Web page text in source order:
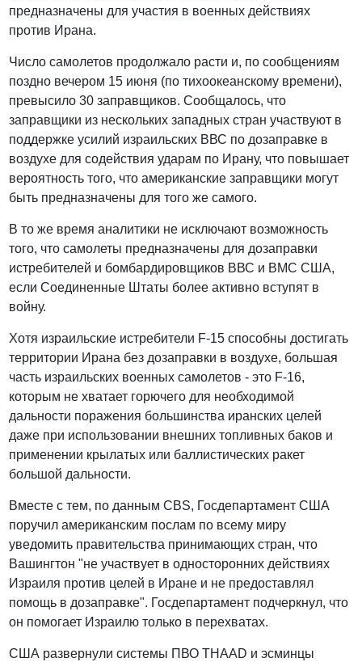
предназначены для участия в военных действиях
против Ирана.
Число самолетов продолжало расти и, по сообщениям
поздно вечером 15 июня (по тихоокеанскому времени),
превысило 30 заправщиков. Сообщалось, что
заправщики из нескольких западных стран участвуют в
поддержке усилий израильских ВВС по дозаправке в
воздухе для содействия ударам по Ирану, что повышает
вероятность того, что американские заправщики могут
быть предназначены для того же самого.
В то же время аналитики не исключают возможность
того, что самолеты предназначены для дозаправки
истребителей и бомбардировщиков ВВС и ВМС США,
если Соединенные Штаты более активно вступят в
войну.
Хотя израильские истребители F-15 способны достигать
территории Ирана без дозаправки в воздухе, большая
часть израильских военных самолетов - это F-16,
которым не хватает горючего для необходимой
дальности поражения большинства иранских целей
даже при использовании внешних топливных баков и
применении крылатых или баллистических ракет
большой дальности.
Вместе с тем, по данным CBS, Госдепартамент США
поручил американским послам по всему миру
уведомить правительства принимающих стран, что
Вашингтон "не участвует в односторонних действиях
Израиля против целей в Иране и не предоставлял
помощь в дозаправке". Госдепартамент подчеркнул, что
он помогает Израилю только в перехватах.
США развернули системы ПВО THAAD и эсминцы